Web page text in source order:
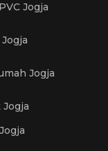
Jogja
Jogja